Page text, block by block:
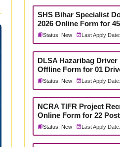
SHS Bihar Specialist
2026 Online Form for
Status: New Last Apply
DLSA Hazaribag Driver
Offline Form for 01
Status: New Last Apply
NCRA TIFR Project
Online Form for 22
Status: New Last Apply